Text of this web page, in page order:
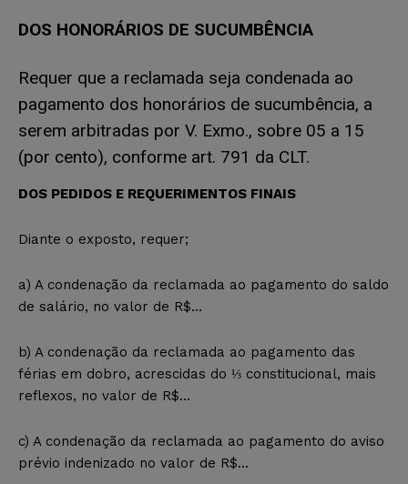
DOS HONORÁRIOS DE SUCUMBÊNCIA
Requer que a reclamada seja condenada ao
pagamento dos honorários de sucumbência, a
serem arbitradas por V. Exmo., sobre 05 a 15
(por cento), conforme art. 791 da CLT.
DOS PEDIDOS E REQUERIMENTOS FINAIS
Diante o exposto, requer;
a) A condenação da reclamada ao pagamento do saldo
de salário, no valor de R$…
b) A condenação da reclamada ao pagamento das
férias em dobro, acrescidas do ⅓ constitucional, mais
reflexos, no valor de R$…
c) A condenação da reclamada ao pagamento do aviso
prévio indenizado no valor de R$…